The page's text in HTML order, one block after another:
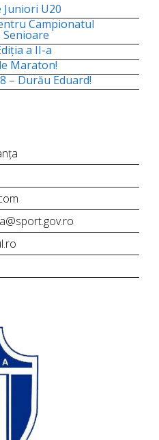
U20
Campionatul
a II-a
Maraton!
– Durău Eduard!